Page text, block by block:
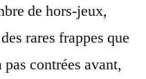
de hors-jeux,
rares frappes que
contrées avant,